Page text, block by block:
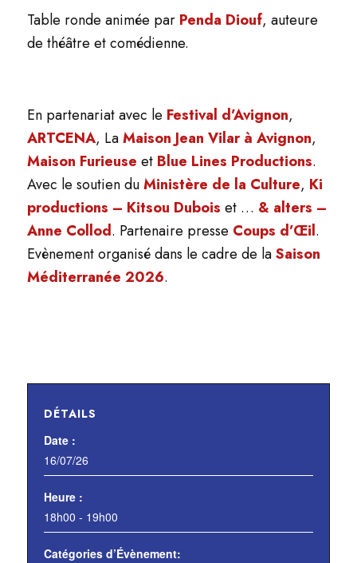
Table ronde animée par Penda Diouf, auteure
de théâtre et comédienne.
En partenariat avec le Festival d’Avignon,
ARTCENA, LaMaison Jean Vilar à Avignon,
Maison Furieuse et Blue Lines Productions.
Avec le soutien duMinistère de la Culture, Ki
productions – Kitsou Dubois et … & alters –
Anne Collod. Partenaire presse Coups d’Œil.
Evènement organisé dans le cadre de laSaison
Méditerranée 2026.
DÉTAILS
Date :
16/07/26
Heure :
18h00 - 19h00
Catégories d’Évènement: